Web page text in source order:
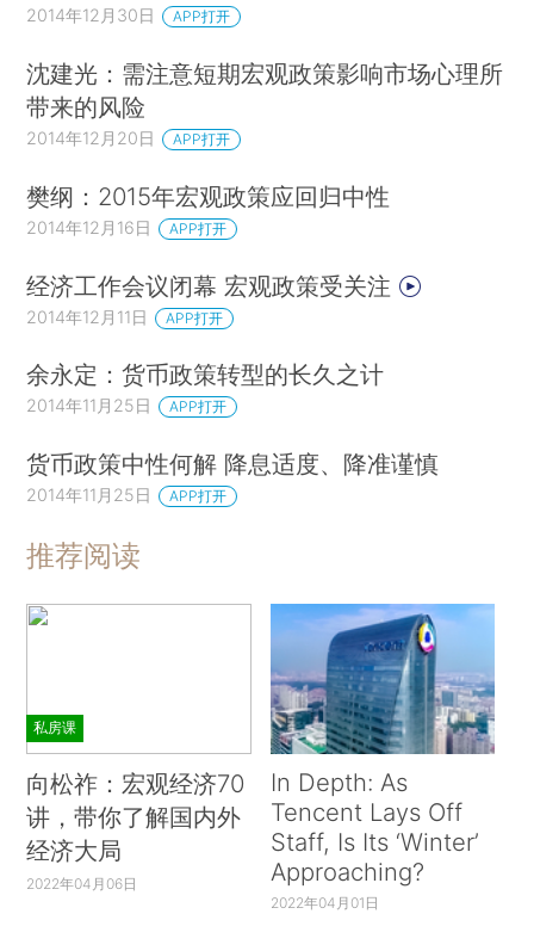
2014年12月30日 APP打开
沈建光：需注意短期宏观政策影响市场心理所
带来的风险
2014年12月20日 APP打开
樊纲：2015年宏观政策应回归中性
2014年12月16日 APP打开
经济工作会议闭幕 宏观政策受关注
2014年12月11日 APP打开
余永定：货币政策转型的长久之计
2014年11月25日 APP打开
货币政策中性何解 降息适度、降准谨慎
2014年11月25日 APP打开
推荐阅读
私房课
向松祚：宏观经济70
讲，带你了解国内外
经济大局
2022年04月06日
In Depth: As
Tencent Lays Off
Staff, Is Its ‘Winter’
Approaching?
2022年04月01日